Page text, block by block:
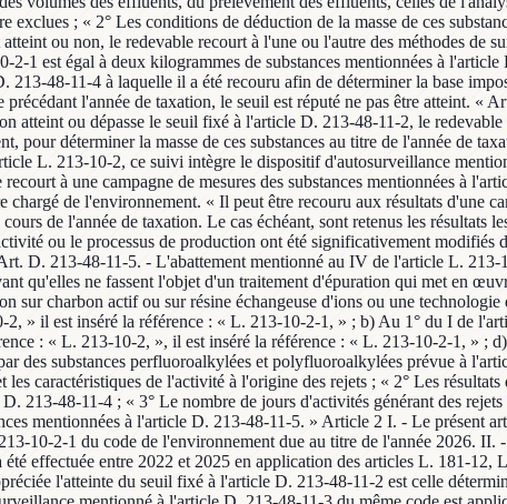
exclues ; « 2° Les conditions de déduction de la masse de ces
ou non, le redevable recourt à l'une ou l'autre des méthodes
1 est égal à deux kilogrammes de substances mentionnées à
48-11-4 à laquelle il a été recouru afin de déterminer la base
l'année de taxation, le seuil est réputé ne pas être atteint. «
atteint ou dépasse le seuil fixé à l'article D. 213-48-11-2, le
pour déterminer la masse de ces substances au titre de l'année de
L. 213-10-2, ce suivi intègre le dispositif d'autosurveillance
à une campagne de mesures des substances mentionnées à
chargé de l'environnement. « Il peut être recouru aux résultats d'une
de l'année de taxation. Le cas échéant, sont retenus les résultats
ou le processus de production ont été significativement modifiés
D. 213-48-11-5. - L'abattement mentionné au IV de l'article L.
qu'elles ne fassent l'objet d'un traitement d'épuration qui met en
sur charbon actif ou sur résine échangeuse d'ions ou une
» il est inséré la référence : « L. 213-10-2-1, » ; b) Au 1° du I de
: « L. 213-10-2, », il est inséré la référence : « L. 213-10-2-1, » ;
des substances perfluoroalkylées et polyfluoroalkylées prévue à
caractéristiques de l'activité à l'origine des rejets ; « 2° Les
213-48-11-4 ; « 3° Le nombre de jours d'activités générant des
mentionnées à l'article D. 213-48-11-5. » Article 2 I. - Le présent
10-2-1 du code de l'environnement due au titre de l'année 2026. II.
effectuée entre 2022 et 2025 en application des articles L. 181-
l'atteinte du seuil fixé à l'article D. 213-48-11-2 est celle